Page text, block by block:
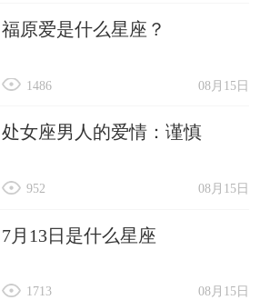
福原爱是什么星座？
08月15日
1486
处女座男人的爱情：谨慎
08月15日
952
7月13日是什么星座
08月15日
1713